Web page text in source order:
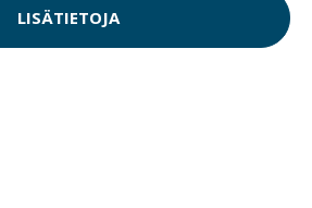
LISÄTIETOJA